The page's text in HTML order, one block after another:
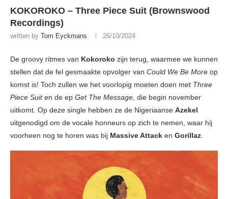
KOKOROKO – Three Piece Suit (Brownswood
Recordings)
written by Tom Eyckmans 26/10/2024
De groovy ritmes van Kokoroko zijn terug, waarmee we kunnen
stellen dat de fel gesmaakte opvolger van Could We Be More op
komst is! Toch zullen we het voorlopig moeten doen met Three
Piece Suiten de ep Get The Message, die begin november
uitkomt. Op deze single hebben ze de Nigeriaanse Azekel
uitgenodigd om de vocale honneurs op zich te nemen, waar hij
voorheen nog te horen was bij Massive Attack en Gorillaz.